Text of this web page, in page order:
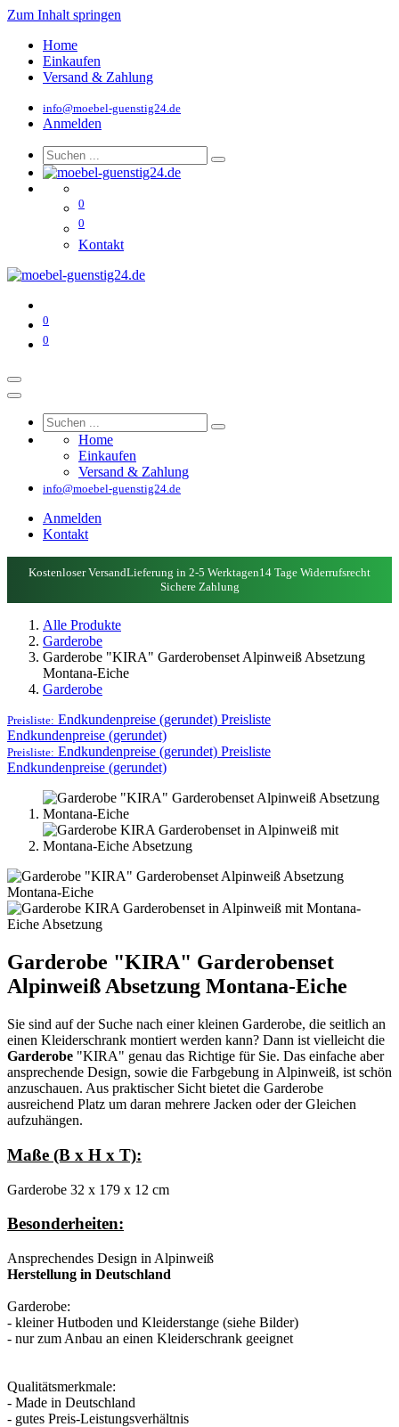
Zum Inhalt springen
Home
Einkaufen
Versand & Zahlung
info@moebel-guenstig24.de
Anmelden
0
0
Kontakt
0
0
Home
Einkaufen
Versand & Zahlung
info@moebel-guenstig24.de
Anmelden
Kontakt
Kostenloser VersandLieferung in 2-5 Werktagen14 Tage Widerrufsrecht
Sichere Zahlung
Alle Produkte
Garderobe
Garderobe "KIRA" Garderobenset Alpinweiß Absetzung
Montana-Eiche
Garderobe
Preisliste: Endkundenpreise (gerundet) Preisliste
Endkundenpreise (gerundet)
Preisliste: Endkundenpreise (gerundet) Preisliste
Endkundenpreise (gerundet)
Garderobe "KIRA" Garderobenset
Alpinweiß Absetzung Montana-Eiche
Sie sind auf der Suche nach einer kleinen Garderobe, die seitlich an
einen Kleiderschrank montiert werden kann? Dann ist vielleicht die
Garderobe "KIRA" genau das Richtige für Sie. Das einfache aber
ansprechende Design, sowie die Farbgebung in Alpinweiß, ist schön
anzuschauen. Aus praktischer Sicht bietet die Garderobe
ausreichend Platz um daran mehrere Jacken oder der Gleichen
aufzuhängen.
Maße (B x H x T):
Garderobe 32 x 179 x 12 cm
Besonderheiten:
Ansprechendes Design in Alpinweiß
Herstellung in Deutschland
Garderobe:
- kleiner Hutboden und Kleiderstange (siehe Bilder)
- nur zum Anbau an einen Kleiderschrank geeignet
Qualitätsmerkmale:
- Made in Deutschland
- gutes Preis-Leistungsverhältnis